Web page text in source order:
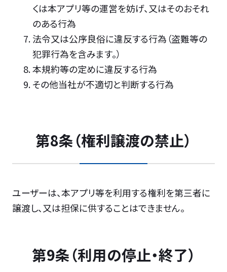
くは本アプリ等の運営を妨げ、又はそのおそれ
のある行為
法令又は公序良俗に違反する行為（盗難等の
犯罪行為を含みます。）
本規約等の定めに違反する行為
その他当社が不適切と判断する行為
第8条（権利譲渡の禁止）
ユーザーは、本アプリ等を利用する権利を第三者に
譲渡し、又は担保に供することはできません。
第9条（利用の停止・終了）